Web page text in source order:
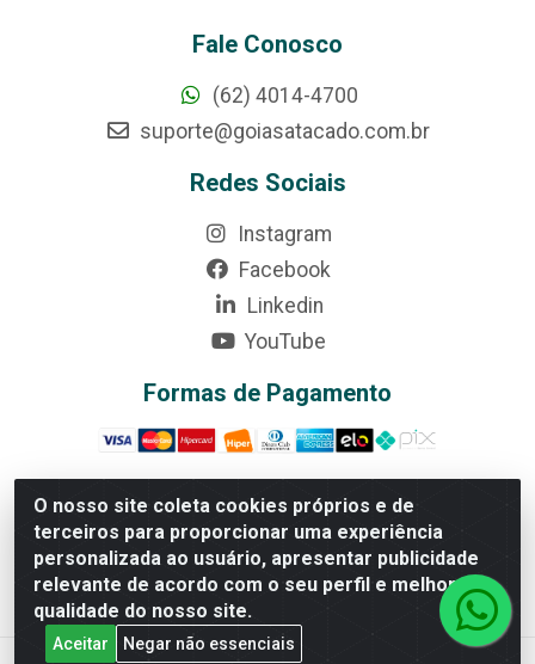
O nosso site coleta cookies próprios e de
terceiros para proporcionar uma experiência
personalizada ao usuário, apresentar publicidade
relevante de acordo com o seu perfil e melhorar a
qualidade do nosso site.
Aceitar Negar não essenciais
Fale Conosco
(62) 4014-4700
suporte@goiasatacado.com.br
Redes Sociais
Instagram
Facebook
Linkedin
YouTube
Formas de Pagamento
Rede Brasil - Avenida Universitária, nº 3860, Jardim das
Américas II Etapa - Anápolis/GO - CEP 75070-415 -
CNPJ 07.728.073/0002-24